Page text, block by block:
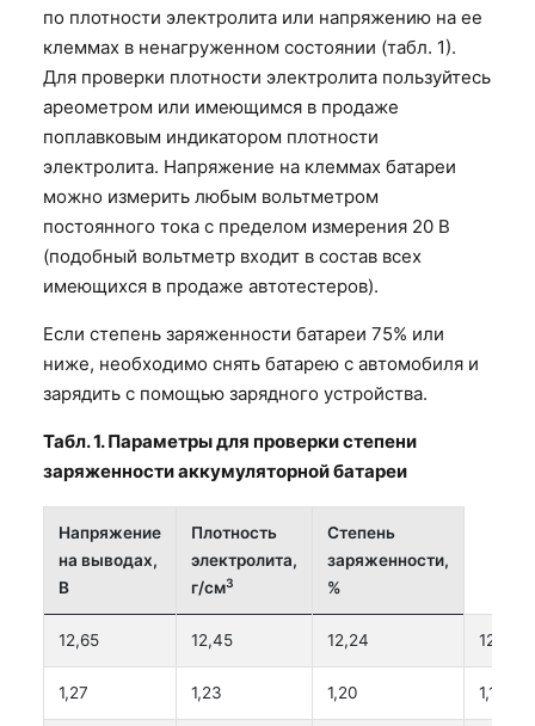
по плотности электролита или напряжению на ее
клеммах в ненагруженном состоянии (табл. 1).
Для проверки плотности электролита пользуйтесь
ареометром или имеющимся в продаже
поплавковым индикатором плотности
электролита. Напряжение на клеммах батареи
можно измерить любым вольтметром
постоянного тока с пределом измерения 20 В
(подобный вольтметр входит в состав всех
имеющихся в продаже автотестеров).
Если степень заряженности батареи 75% или
ниже, необходимо снять батарею с автомобиля и
зарядить с помощью зарядного устройства.
Табл. 1. Параметры для проверки степени
заряженности аккумуляторной батареи
Напряжение
на выводах,
В
Плотность
электролита,
г/см3
Степень
заряженности,
%
12,65 12,45 12,24 12,06
1,27 1,23 1,20 1,17